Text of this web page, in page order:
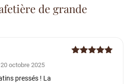
de grande
20 octobre 2025
pressés ! La